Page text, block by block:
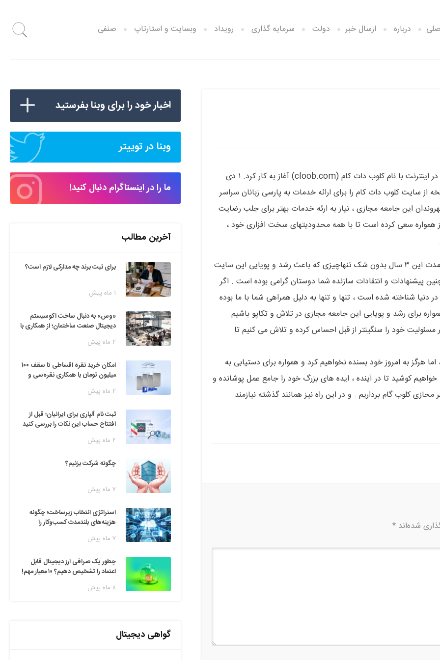
درباره ارسال خبر دولت سرمایه گذاری رویداد وبسایت و استارتاپ صنفی
وبنا – ۳ سال پیش در چنین روزی ، اولین جامعه مجازی ایرانیان در اینترنت با نام کلوب دات کام (cloob.com) آغاز به کار کرد. ۱ دی
از سایت کلوب دات کام را برای ارائه خدمات به پارسی زبانان سراسر
این جامعه مجازی ، نیاز به ارئه خدمات بهتر برای جلب رضایت
سعی کرده است تا با همه محدودیتهای سخت افزاری خود ،
و امروز سایت کلوپ ۳ ساله شده است. به گفته مدیر سایت “در مدت این ۳ سال بدون شک تنهاچیزی که باعث رشد و پویایی این سایت
پیشنهادات و انتقادات سازنده شما دوستان گرامی بوده است . اگر
دنیا شناخته شده است ، تنها و تنها به دلیل همراهی شما با ما بوده
برای رشد و پویایی این جامعه مجازی در تلاش و تکاپو باشیم.
مسئولیت خود را سنگینتر از قبل احساس کرده و تلاش می کنیم تا
هرگز به امروز خود بسنده نخواهیم کرد و همواره برای دستیابی به
کوشید تا در آینده ، ایده های بزرگ خود را جامع عمل پوشانده و
کلوب گام برداریم . و در این راه نیز همانند گذشته نیازمند
شده‌اند *
اخبار خود را برای وبنا بفرستید
وبنا در توییتر
ما را در اینستاگرام دنبال کنید!
آخرین مطالب
برای ثبت برند چه مدارکی لازم است؟
۱ ماه پیش
«وس» به دنبال ساخت اکوسیستم
دیجیتال صنعت ساختمان؛ از همکاری با
فناوری۲ ماه پیش
امکان خرید نقره اقساطی تا سقف ۱۰۰
میلیون تومان با همکاری نقره‌سی و
۲ ماه پیش
ثبت نام آلپاری برای ایرانیان؛ قبل از
افتتاح حساب این نکات را بررسی کنید
۲ ماه پیش
چگونه شرکت بزنیم؟
۷ ماه پیش
استراتژی انتخاب زیرساخت؛ چگونه
هزینه‌های بلندمدت کسب‌وکار را
۷ ماه پیش
چطور یک صرافی ارز دیجیتال قابل
اعتماد را تشخیص دهیم؟ ۱۰ معیار مهم!
۸ ماه پیش
گواهی دیجیتال